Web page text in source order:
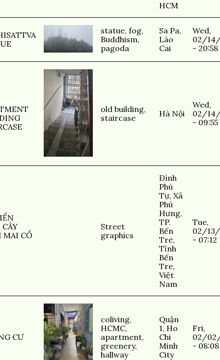
HCM
statue, fog,
Buddhism,
pagoda
Sa Pa,
Lào
Cai
Wed,
02/
- 20:58
old building,
staircase
Hà Nội
Wed,
02/
- 09:55
MAI CỔ
Street
graphics
Đình
Phú
Tự, Xã
Phú
Hưng,
TP.
Bến
Tre,
Tỉnh
Bến
Tre,
Việt
Nam
Tue,
02/
- 07:12
CƯ
coliving,
HCMC,
apartment,
greenery,
hallway
Quận
1, Ho
Chi
Minh
City
Fri,
02/
- 08:08